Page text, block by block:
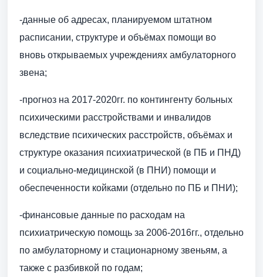
-данные об адресах, планируемом штатном
расписании, структуре и объёмах помощи во
вновь открываемых учреждениях амбулаторного
звена;
-прогноз на 2017-2020гг. по контингенту больных
психическими расстройствами и инвалидов
вследствие психических расстройств, объёмах и
структуре оказания психиатрической (в ПБ и ПНД)
и социально-медицинской (в ПНИ) помощи и
обеспеченности койками (отдельно по ПБ и ПНИ);
-финансовые данные по расходам на
психиатрическую помощь за 2006-2016гг., отдельно
по амбулаторному и стационарному звеньям, а
также с разбивкой по годам;